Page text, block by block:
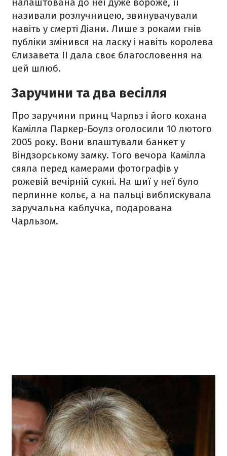
називали розлучницею, звинувачували
навіть у смерті Діани. Лише з роками гнів
публіки змінився на ласку і навіть королева
Єлизавета II дала своє благословення на
цей шлюб.
Заручини та два весілля
Про заручини принц Чарльз і його кохана
Камілла Паркер-Боулз оголосили 10 лютого
2005 року. Вони влаштували банкет у
Віндзорському замку. Того вечора Камілла
сяяла перед камерами фотографів у
рожевій вечірній сукні. На шиї у неї було
перлинне кольє, а на пальці виблискувала
заручальна каблучка, подарована
Чарльзом.